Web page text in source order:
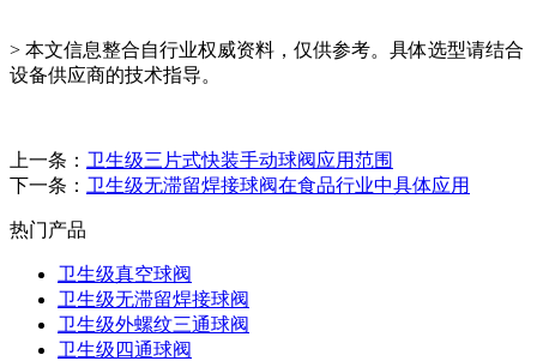
> 本文信息整合自行业权威资料，仅供参考。具体选型请结合
设备供应商的技术指导。
上一条： 卫生级三片式快装手动球阀应用范围
下一条： 卫生级无滞留焊接球阀在食品行业中具体应用
热门产品
卫生级真空球阀
卫生级无滞留焊接球阀
卫生级外螺纹三通球阀
卫生级四通球阀